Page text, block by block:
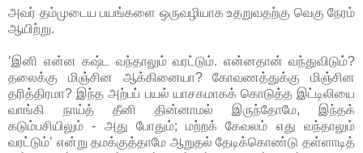
அவர் தம்முடைய பயங்களை ஒருவழியாக உதறுவதற்கு வெகு நேரம்
ஆயிற்று.
’இனி என்ன கஷ்ட வந்தாலும் வரட்டும். என்னதான் வந்துவிடும்?
தலைக்கு மிஞ்சின ஆக்கினையா? கோவணத்துக்கு மிஞ்சின
தரித்திரமா? இந்த அற்பப் பயல் யாசகமாகக் கொடுத்த இட்டிலியை
வாங்கி நாய்த் தீனி தின்னாமல் இருந்தோமே, இந்தக்
கடும்பசியிலும் - அது போதும்; மற்றக் கேவலம் எது வந்தாலும்
வரட்டும்’ என்று தமக்குத்தாமே ஆறுதல் தேடிக்கொண்டு தள்ளாடித்